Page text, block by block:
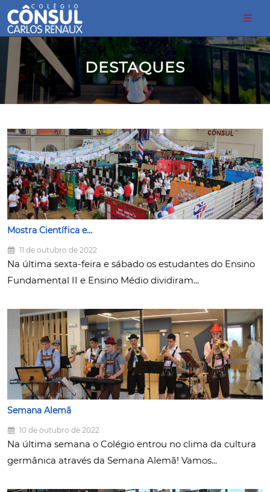
DESTAQUES
Mostra Científica e...
11 de outubro de 2022
Na última sexta-feira e sábado os estudantes do Ensino
Fundamental II e Ensino Médio dividiram...
Semana Alemã
10 de outubro de 2022
Na última semana o Colégio entrou no clima da cultura
germânica através da Semana Alemã! Vamos...